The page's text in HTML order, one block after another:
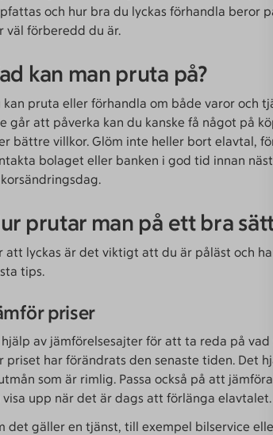
och hur bra du lyckas förhandla beror
väl förberedd du är.
kan man pruta på?
kan pruta eller förhandla om både varor och
går att påverka kan du kanske få något på
bättre villkor. Glöm inte heller bort elavtal,
bolaget eller banken i god tid innan
prutar man på ett bra
att lyckas är det viktigt att du är påläst och
tips.
priser
hjälp av jämförelsesajter för att ta reda på vad
priset har förändrats den senaste tiden. Det
som är rimlig. Passa också på att
visa upp när det är dags att förlänga elavtalet.
det gäller en tjänst, till exempel bilservice